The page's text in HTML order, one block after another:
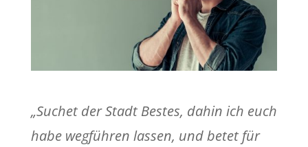
„Suchet der Stadt Bestes, dahin ich euch
habe wegführen lassen, und betet für